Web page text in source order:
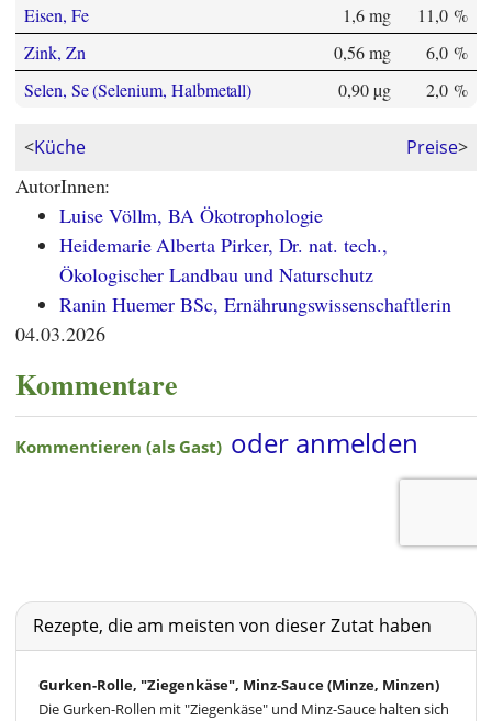
Eisen, Fe 1,6 mg
11,0 %
Zink, Zn
0,56 mg
6,0 %
Selen, Se (Selenium, Halbmetall)
0,90 µg 2,0 %
<Küche Preise>
AutorInnen:
Luise Völlm, BA Ökotrophologie
Heidemarie Alberta Pirker, Dr. nat. tech.,
Ökologischer Landbau und Naturschutz
Ranin Huemer BSc, Ernährungswissenschaftlerin
04.03.2026
Kommentare
Rezepte, die am meisten von dieser Zutat haben
Gurken-Rolle, "Ziegenkäse", Minz-Sauce (Minze, Minzen)
Die Gurken-Rollen mit "Ziegenkäse" und Minz-Sauce halten sich